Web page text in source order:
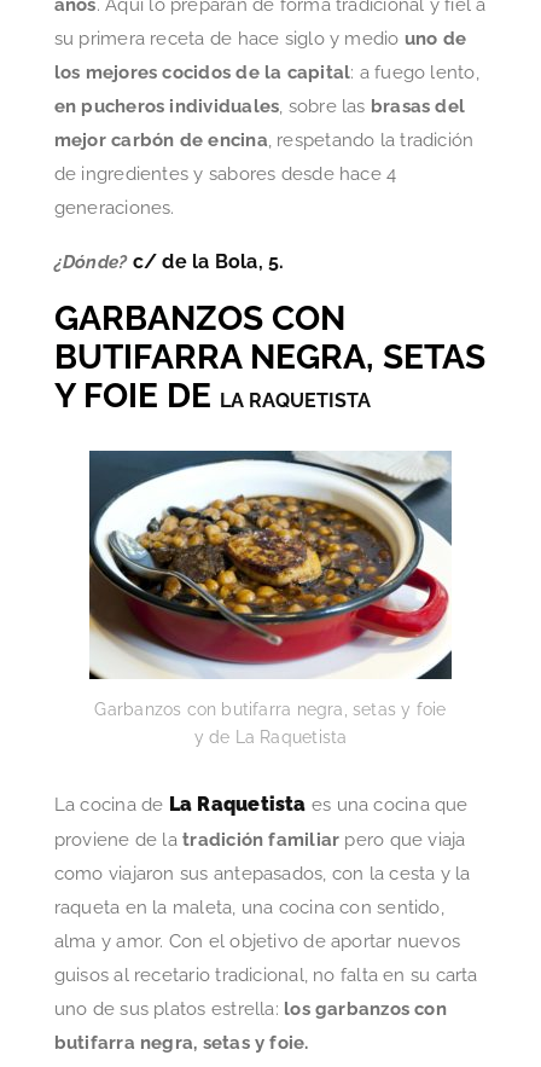
años. Aquí lo preparan de forma tradicional y fiel a
su primera receta de hace siglo y medio uno de
los mejores cocidos de la capital: a fuego lento,
en pucheros individuales, sobre las brasas del
mejor carbón de encina, respetando la tradición
de ingredientes y sabores desde hace 4
generaciones.
¿Dónde? c/ de la Bola, 5.
GARBANZOS CON
BUTIFARRA NEGRA, SETAS
Y FOIE DE LA RAQUETISTA
Garbanzos con butifarra negra, setas y foie
y de La Raquetista
La cocina de La Raquetista es una cocina que
proviene de latradición familiar pero que viaja
como viajaron sus antepasados, con la cesta y la
raqueta en la maleta, una cocina con sentido,
alma y amor. Con el objetivo de aportar nuevos
guisos al recetario tradicional, no falta en su carta
uno de sus platos estrella: los garbanzos con
butifarra negra, setas y foie.